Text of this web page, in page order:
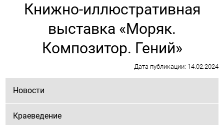
Книжно-иллюстративная
выставка «Моряк.
Композитор. Гений»
Дата публикации: 14.02.2024
Новости
Краеведение